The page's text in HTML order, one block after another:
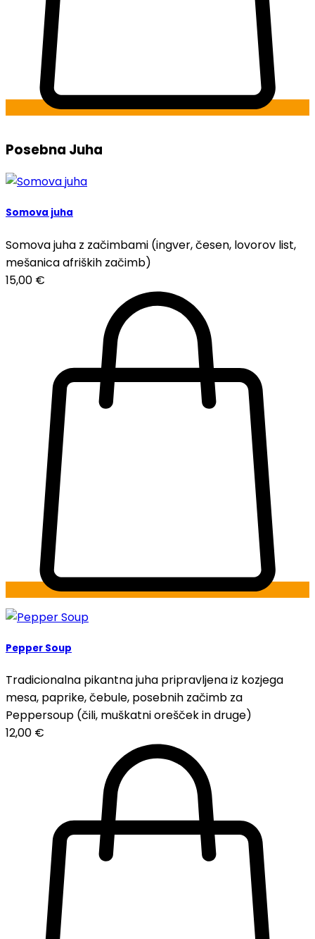
Posebna Juha
Somova juha
Somova juha z začimbami (ingver, česen, lovorov list,
mešanica afriških začimb)
15,00 €
Pepper Soup
Tradicionalna pikantna juha pripravljena iz kozjega
mesa, paprike, čebule, posebnih začimb za
Peppersoup (čili, muškatni orešček in druge)
12,00 €